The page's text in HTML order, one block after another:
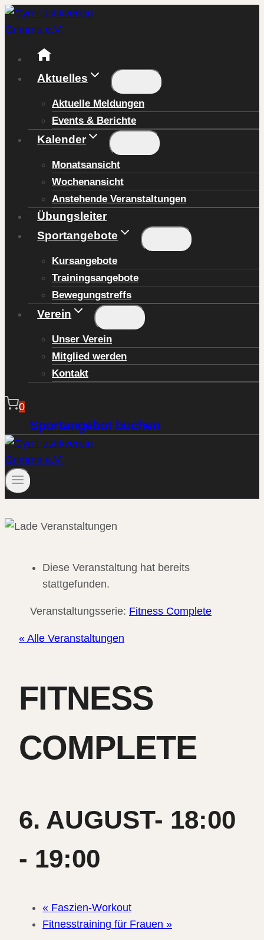
Zum
Inhalt
springen
Aktuelles
Aktuelle Meldungen
Events & Berichte
Kalender
Monatsansicht
Wochenansicht
Anstehende Veranstaltungen
Übungsleiter
Sportangebote
Kursangebote
Trainingsangebote
Bewegungstreffs
Verein
Unser Verein
Mitglied werden
Kontakt
0
Sportangebot buchen
Diese Veranstaltung hat bereits
stattgefunden.
Veranstaltungsserie: Fitness Complete
« Alle Veranstaltungen
FITNESS
COMPLETE
6. AUGUST- 18:00
- 19:00
« Faszien-Workout
Fitnesstraining für Frauen »